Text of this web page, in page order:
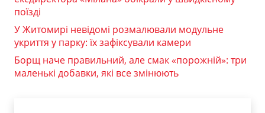
поїзді
У Житомирі невідомі розмалювали модульне
укриття у парку: їх зафіксували камери
Борщ наче правильний, але смак «порожній»: три
маленькі добавки, які все змінюють